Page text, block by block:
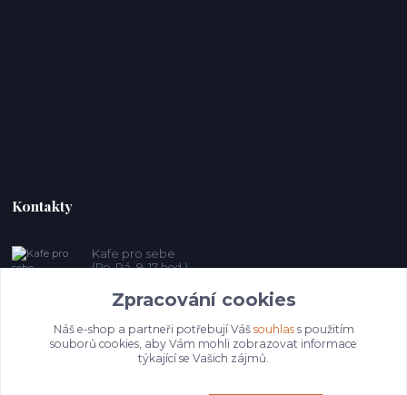
Kontakty
Kafe pro sebe
(Po-Pá, 9-17 hod.)
prosebeunicov@seznam.cz
Zpracování cookies
Náš e-shop a partneři potřebují Váš souhlass použitím
souborů cookies, aby Vám mohli zobrazovat informace
týkající se Vašich zájmů.